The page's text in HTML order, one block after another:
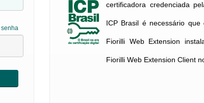
senha
certificadora credenciada
ICP Brasil é necessário
Fiorilli Web Extension
Fiorilli Web Extension Client